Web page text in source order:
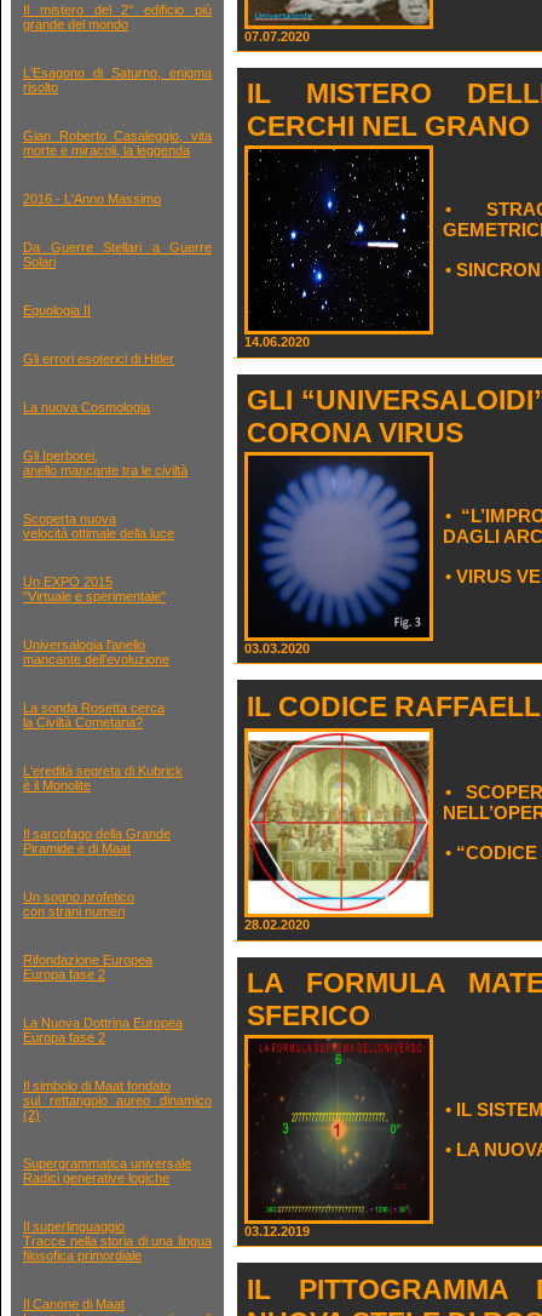
Il mistero del 2° edificio più
grande del mondo
L'Esagono di Saturno, enigma
risolto
Gian Roberto Casaleggio, vita
morte e miracoli, la leggenda
2016 - L'Anno Massimo
Da Guerre Stellari a Guerre
Solari
Equologia II
Gli errori esoterici di Hitler
La nuova Cosmologia
Gli Iperborei,
anello mancante tra le civiltà
Scoperta nuova
velocità ottimale della luce
Un EXPO 2015
"Virtuale e sperimentale"
Universalogia l'anello
mancante dell'evoluzione
La sonda Rosetta cerca
la Civiltà Cometaria?
L'eredità segreta di Kubrick
è il Monolite
Il sarcofago della Grande
Piramide è di Maat
Un sogno profetico
con strani numeri
Rifondazione Europea
Europa fase 2
La Nuova Dottrina Europea
Europa fase 2
Il simbolo di Maat fondato
sul rettangolo aureo dinamico
(2)
Supergrammatica universale
Radici generative logiche
Il superlinguaggio
Tracce nella storia di una lingua
filosofica primordiale
Il Canone di Maat
07.07.2020
IL MISTERO
CERCHI NEL GRANO
•
•
14.06.2020
GLI
CORONA VIRUS
•
DAGLI
• VIRUS
03.03.2020
IL CODICE
•
•
28.02.2020
LA FORMULA
SFERICO
• IL
• LA
03.12.2019
IL